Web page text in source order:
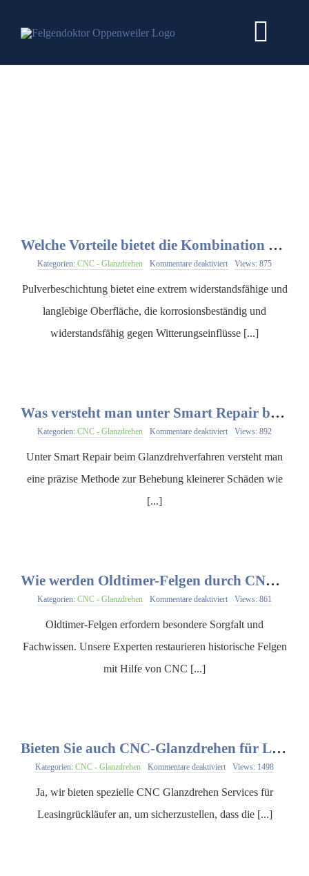
Inhalt
JOB & KARRIERE
KONTAKT
Welche Vorteile bietet die Kombination von Pulverbeschichtung und CNC Glanzdrehen?
Kategorien: CNC - Glanzdrehen Kommentare deaktiviertfür
Vorteile
bietet
Kombination
Pulverbeschichtung
Views: 875
Pulverbeschichtung bietet eine extrem widerstandsfähige und
langlebige Oberfläche, die korrosionsbeständig und
widerstandsfähig gegen Witterungseinflüsse [...]
Was versteht man unter Smart Repair beim CNC Glanzdrehverfahren?
Kategorien: CNC - Glanzdrehen Kommentare deaktiviertfür
versteht
man
Smart
Views: 892
Unter Smart Repair beim Glanzdrehverfahren versteht man
eine präzise Methode zur Behebung kleinerer Schäden wie
[...]
Wie werden Oldtimer-Felgen durch CNC Glanzdrehprozess repariert?
Kategorien: CNC - Glanzdrehen Kommentare deaktiviertfür
werden
Oldtimer-
durch
Views: 861
Oldtimer-Felgen erfordern besondere Sorgfalt und
Fachwissen. Unsere Experten restaurieren historische Felgen
mit Hilfe von CNC [...]
Bieten Sie auch CNC-Glanzdrehen für Leasingrückläufer an?
Kategorien: CNC - Glanzdrehen Kommentare deaktiviertfür
Sie
auch
Glanzdrehen
Views: 1498
Ja, wir bieten spezielle CNC Glanzdrehen Services für
Leasingrückläufer an, um sicherzustellen, dass die [...]